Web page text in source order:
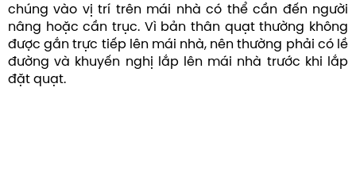
chúng vào vị trí trên mái nhà có thể cần đến người
nâng hoặc cần trục. Vì bản thân quạt thường không
được gắn trực tiếp lên mái nhà, nên thường phải có lề
đường và khuyến nghị lắp lên mái nhà trước khi lắp
đặt quạt.